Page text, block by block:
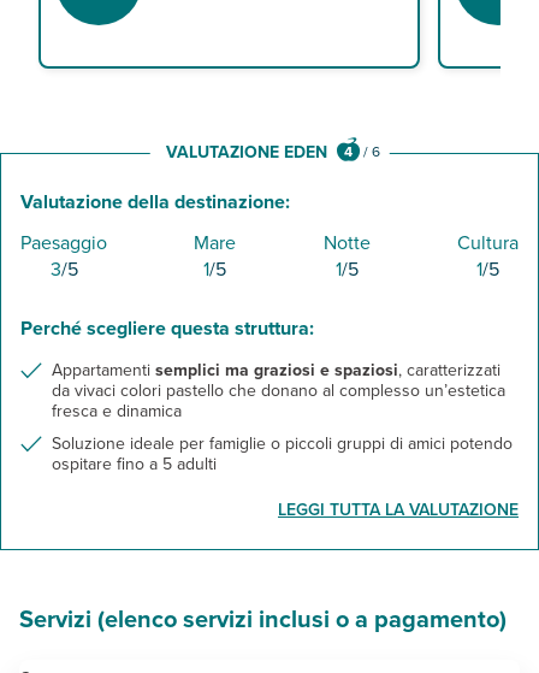
VALUTAZIONE EDEN 4 /6
Valutazione della destinazione:
Paesaggio
3/5
Mare
1/5
Notte
1/5
Cultura
1/5
Perché scegliere questa struttura:
Appartamenti semplici ma graziosi e spaziosi, caratterizzati
da vivaci colori pastello che donano al complesso un’estetica
fresca e dinamica
Soluzione ideale per famiglie o piccoli gruppi di amici potendo
ospitare fino a 5 adulti
LEGGI TUTTA LA VALUTAZIONE
Servizi (elenco servizi inclusi o a pagamento)